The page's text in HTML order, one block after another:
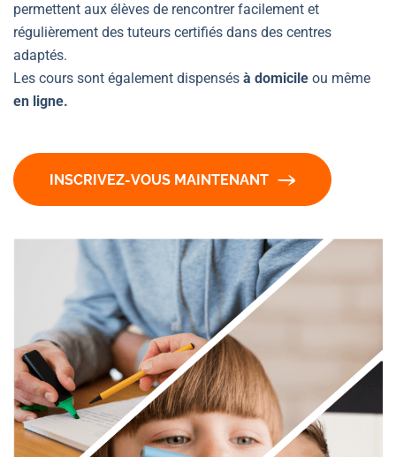
permettent aux élèves de rencontrer facilement et
régulièrement des tuteurs certifiés dans des centres
adaptés.
Les cours sont également dispensés à domicile ou même
en ligne.
INSCRIVEZ-VOUS MAINTENANT